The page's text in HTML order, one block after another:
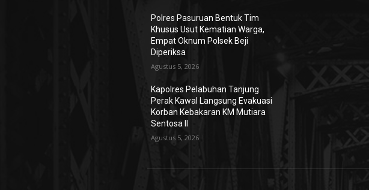
Polres Pasuruan Bentuk Tim
Khusus Usut Kematian Warga,
Empat Oknum Polsek Beji
Diperiksa
Agustus 5, 2026
Kapolres Pelabuhan Tanjung
Perak Kawal Langsung Evakuasi
Korban Kebakaran KM Mutiara
Sentosa II
Agustus 5, 2026